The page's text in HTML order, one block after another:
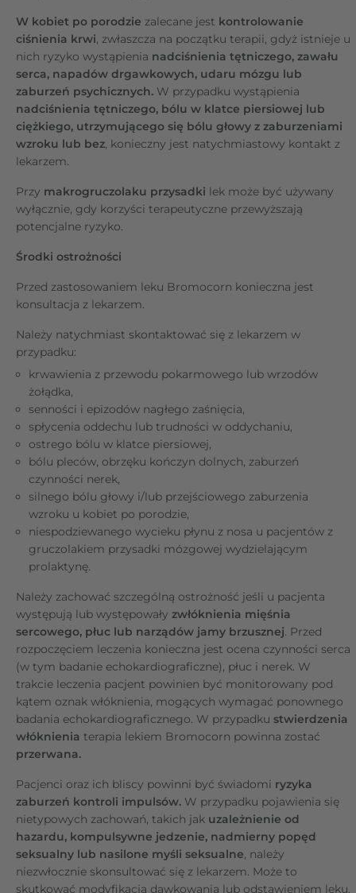
W kobiet po porodzie zalecane jest kontrolowanie
ciśnienia krwi, zwłaszcza na początku terapii, gdyż istnieje u
nich ryzyko wystąpienia nadciśnienia tętniczego, zawału
serca, napadów drgawkowych, udaru mózgu lub
zaburzeń psychicznych. W przypadku wystąpienia
nadciśnienia tętniczego, bólu w klatce piersiowej lub
ciężkiego, utrzymującego się bólu głowy z zaburzeniami
wzroku lub bez, konieczny jest natychmiastowy kontakt z
lekarzem.
Przy makrogruczolaku przysadki lek może być używany
wyłącznie, gdy korzyści terapeutyczne przewyższają
potencjalne ryzyko.
Środki ostrożności
Przed zastosowaniem leku Bromocorn konieczna jest
konsultacja z lekarzem.
Należy natychmiast skontaktować się z lekarzem w
przypadku:
krwawienia z przewodu pokarmowego lub wrzodów
żołądka,
senności i epizodów nagłego zaśnięcia,
spłycenia oddechu lub trudności w oddychaniu,
ostrego bólu w klatce piersiowej,
bólu pleców, obrzęku kończyn dolnych, zaburzeń
czynności nerek,
silnego bólu głowy i/lub przejściowego zaburzenia
wzroku u kobiet po porodzie,
niespodziewanego wycieku płynu z nosa u pacjentów z
gruczolakiem przysadki mózgowej wydzielającym
prolaktynę.
Należy zachować szczególną ostrożność jeśli u pacjenta
występują lub występowały zwłóknienia mięśnia
sercowego, płuc lub narządów jamy brzusznej. Przed
rozpoczęciem leczenia konieczna jest ocena czynności serca
(w tym badanie echokardiograficzne), płuc i nerek. W
trakcie leczenia pacjent powinien być monitorowany pod
kątem oznak włóknienia, mogących wymagać ponownego
badania echokardiograficznego. W przypadku stwierdzenia
włóknienia terapia lekiem Bromocorn powinna zostać
przerwana.
Pacjenci oraz ich bliscy powinni być świadomi ryzyka
zaburzeń kontroli impulsów. W przypadku pojawienia się
nietypowych zachowań, takich jak uzależnienie od
hazardu, kompulsywne jedzenie, nadmierny popęd
seksualny lub nasilone myśli seksualne, należy
niezwłocznie skonsultować się z lekarzem. Może to
skutkować modyfikacją dawkowania lub odstawieniem leku.